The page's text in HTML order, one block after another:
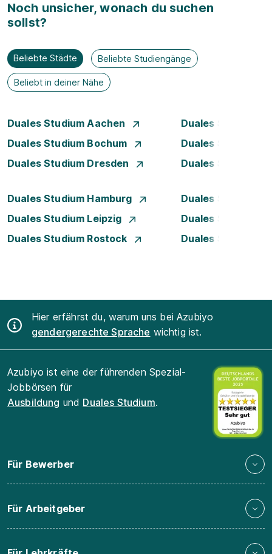
Noch unsicher, wonach du suchen
sollst?
Beliebte Städte Beliebte Studiengänge
Beliebt in deiner Nähe
Duales Studium Aachen
Duales Studium
Duales Studium Bochum
Duales Studium
Duales Studium Dresden
Duales Studium
Duales Studium Hamburg
Duales Studium
Duales Studium Leipzig
Duales Studium
Duales Studium Rostock
Duales Studium
Hier erfährst du, warum uns bei Azubiyo
gendergerechte Sprache wichtig ist.
Azubiyo ist eine der führenden Spezial-
Jobbörsen für
Ausbildung und Duales Studium.
Für Bewerber
Für Arbeitgeber